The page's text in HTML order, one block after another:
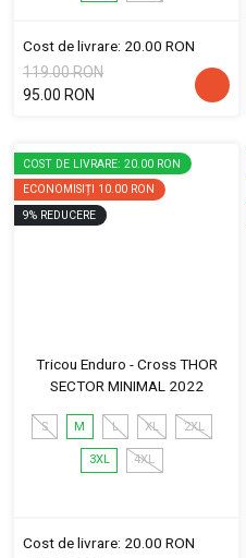
Cost de livrare: 20.00 RON
119.00 RON
95.00 RON
COST DE LIVRARE: 20.00 RON
ECONOMISIȚI 10.00 RON
9% REDUCERE
Tricou Enduro - Cross THOR
SECTOR MINIMAL 2022
S M L XL 2XL
3XL 4XL
Cost de livrare: 20.00 RON